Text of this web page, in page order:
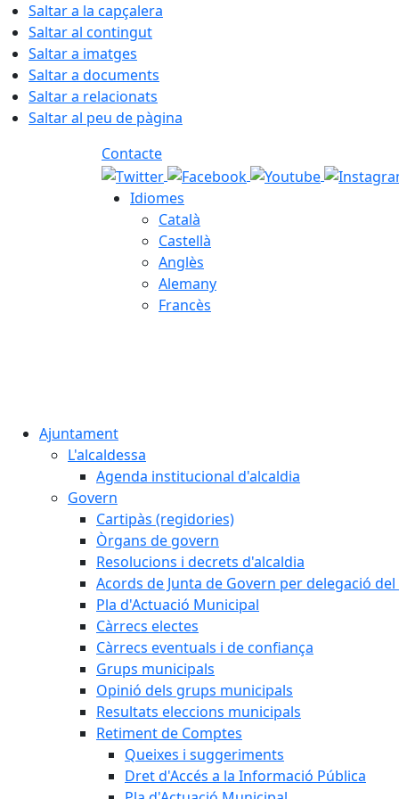
Saltar a la capçalera
Saltar al contingut
Saltar a imatges
Saltar a documents
Saltar a relacionats
Saltar al peu de pàgina
Contacte
Idiomes
Català
Castellà
Anglès
Alemany
Francès
Ajuntament
L'alcaldessa
Agenda institucional d'alcaldia
Govern
Cartipàs (regidories)
Òrgans de govern
Resolucions i decrets d'alcaldia
Acords de Junta de Govern per delegació del
Pla d'Actuació Municipal
Càrrecs electes
Càrrecs eventuals i de confiança
Grups municipals
Opinió dels grups municipals
Resultats eleccions municipals
Retiment de Comptes
Queixes i suggeriments
Dret d'Accés a la Informació Pública